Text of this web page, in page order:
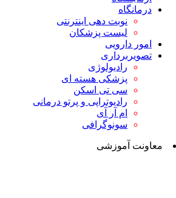
درمانگاه
نوبت دهی اینترنتی
لیست پزشکان
امور دارویی
تصویربرداری
رادیولوژی
پزشکی هسته ای
سی تی اسکن
رادیوتراپی و پرتو درمانی
ام آر آی
سونوگرافی
معاونت آموزشی